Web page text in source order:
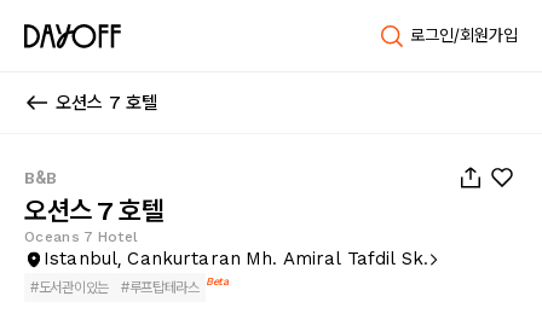
로그인/회원가입
오션스 7 호텔
B&B
오션스 7 호텔
Oceans 7 Hotel
Istanbul, Cankurtaran Mh. Amiral Tafdil Sk.
#도서관이있는 #루프탑테라스 Beta